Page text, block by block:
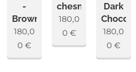
-
Brown
180,0
0 €
chesnut
180,0
0 €
Dark
180,0
0 €